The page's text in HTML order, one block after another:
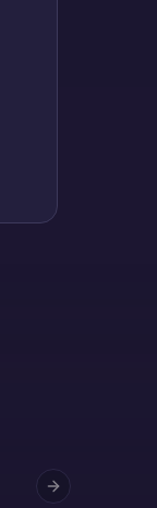
Next slide